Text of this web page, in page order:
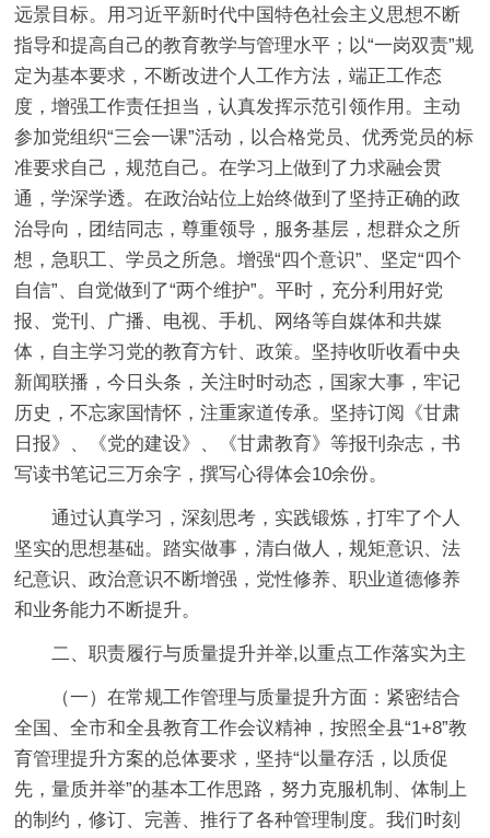
远景目标。用习近平新时代中国特色社会主义思想不断
指导和提高自己的教育教学与管理水平；以“一岗双责”规
定为基本要求，不断改进个人工作方法，端正工作态
度，增强工作责任担当，认真发挥示范引领作用。主动
参加党组织“三会一课”活动，以合格党员、优秀党员的标
准要求自己，规范自己。在学习上做到了力求融会贯
通，学深学透。在政治站位上始终做到了坚持正确的政
治导向，团结同志，尊重领导，服务基层，想群众之所
想，急职工、学员之所急。增强“四个意识”、坚定“四个
自信”、自觉做到了“两个维护”。平时，充分利用好党
报、党刊、广播、电视、手机、网络等自媒体和共媒
体，自主学习党的教育方针、政策。坚持收听收看中央
新闻联播，今日头条，关注时时动态，国家大事，牢记
历史，不忘家国情怀，注重家道传承。坚持订阅《甘肃
日报》、《党的建设》、《甘肃教育》等报刊杂志，书
写读书笔记三万余字，撰写心得体会10余份。
通过认真学习，深刻思考，实践锻炼，打牢了个人
坚实的思想基础。踏实做事，清白做人，规矩意识、法
纪意识、政治意识不断增强，党性修养、职业道德修养
和业务能力不断提升。
二、职责履行与质量提升并举,以重点工作落实为主
（一）在常规工作管理与质量提升方面： 紧密结合
全国、全市和全县教育工作会议精神，按照全县“1+8”教
育管理提升方案的总体要求，坚持“以量存活，以质促
先，量质并举”的基本工作思路，努力克服机制、体制上
的制约，修订、完善、推行了各种管理制度。我们时刻